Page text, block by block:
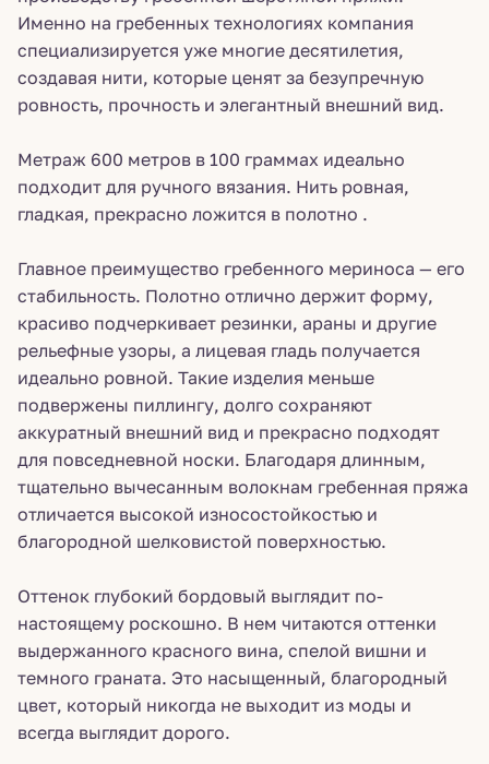
Именно на гребенных технологиях компания
специализируется уже многие десятилетия,
создавая нити, которые ценят за безупречную
ровность, прочность и элегантный внешний вид.
Метраж 600 метров в 100 граммах идеально
подходит для ручного вязания. Нить ровная,
гладкая, прекрасно ложится в полотно .
Главное преимущество гребенного мериноса — его
стабильность. Полотно отлично держит форму,
красиво подчеркивает резинки, араны и другие
рельефные узоры, а лицевая гладь получается
идеально ровной. Такие изделия меньше
подвержены пиллингу, долго сохраняют
аккуратный внешний вид и прекрасно подходят
для повседневной носки. Благодаря длинным,
тщательно вычесанным волокнам гребенная пряжа
отличается высокой износостойкостью и
благородной шелковистой поверхностью.
Оттенок глубокий бордовый выглядит по-
настоящему роскошно. В нем читаются оттенки
выдержанного красного вина, спелой вишни и
темного граната. Это насыщенный, благородный
цвет, который никогда не выходит из моды и
всегда выглядит дорого.